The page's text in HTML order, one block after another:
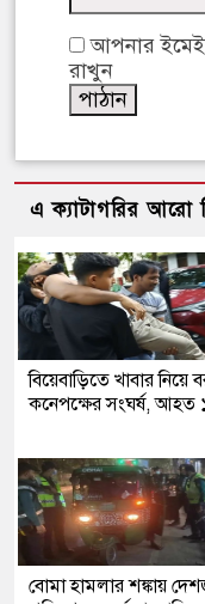
আপনার
রাখুন
এ ক্যাটাগরির আরো
বিয়েবাড়িতে খাবার নিয়ে
কনেপক্ষের সংঘর্ষ, আহত
বোমা হামলার শঙ্কায়